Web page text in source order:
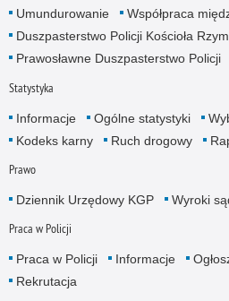
Umundurowanie
Współpraca
Duszpasterstwo Policji Kościoła
Prawosławne Duszpasterstwo Policji
Statystyka
Informacje Ogólne statystyki
Kodeks karny
Ruch drogowy
Prawo
Dziennik Urzędowy KGP Wyroki
Praca w Policji
Praca w Policji Informacje
Rekrutacja